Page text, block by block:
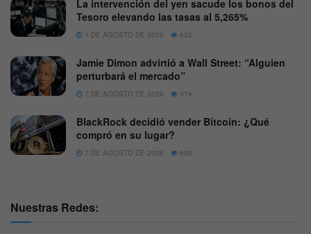
La intervención del yen sacude los bonos del
Tesoro elevando las tasas al 5,265%
1 DE AGOSTO DE 2026 632
Jamie Dimon advirtió a Wall Street: “Alguien
perturbará el mercado”
7 DE AGOSTO DE 2026 574
BlackRock decidió vender Bitcoin: ¿Qué
compró en su lugar?
7 DE AGOSTO DE 2026 680
Nuestras Redes: